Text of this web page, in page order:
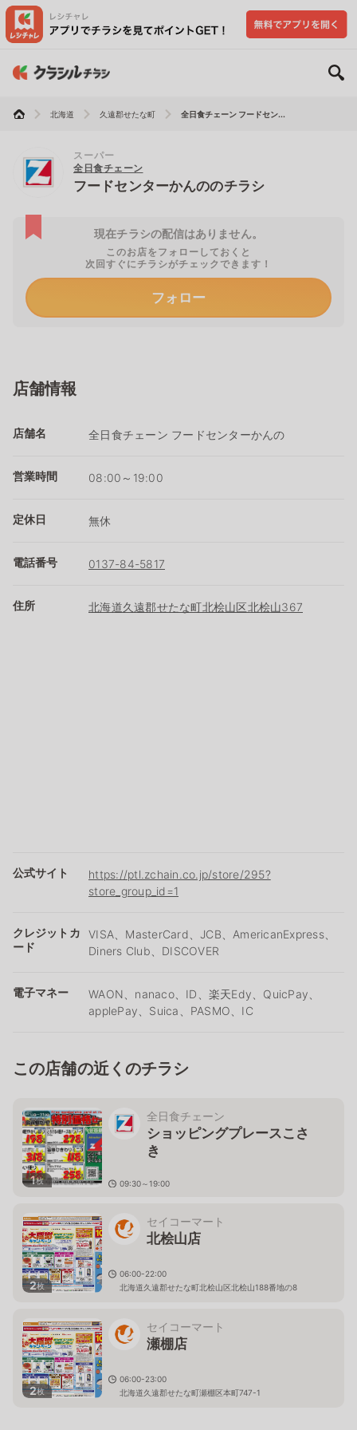
北海道 久遠郡せたな町 全日食チェーン フードセン...
スーパー
全日食チェーン
フードセンターかんののチラシ
現在チラシの配信はありません。
このお店をフォローしておくと
次回すぐにチラシがチェックできます！
フォロー
店舗情報
店舗名 全日食チェーン フードセンターかんの
営業時間 08:00～19:00
定休日 無休
電話番号 0137-84-5817
住所 北海道久遠郡せたな町北桧山区北桧山367
公式サイト
https://ptl.zchain.co.jp/store/295?
store_group_id=1
クレジットカ
ード
VISA、MasterCard、JCB、AmericanExpress、
Diners Club、DISCOVER
電子マネー
WAON、nanaco、ID、楽天Edy、QuicPay、
applePay、Suica、PASMO、IC
この店舗の近くのチラシ
1枚
全日食チェーン
ショッピングプレースこさ
き
09:30～19:00
2枚
セイコーマート
北桧山店
06:00-22:00
北海道久遠郡せたな町北桧山区北桧山188番地の8
2枚
セイコーマート
瀬棚店
06:00-23:00
北海道久遠郡せたな町瀬棚区本町747-1